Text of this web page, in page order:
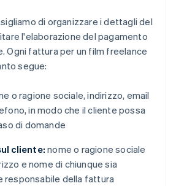
di organizzare i dettagli del
l'elaborazione del pagamento
Ogni fattura per un film freelance
segue:
o ragione sociale, indirizzo, email
in modo che il cliente possa
di domande
cliente:nome o ragione sociale
e nome di chiunque sia
responsabile della fattura